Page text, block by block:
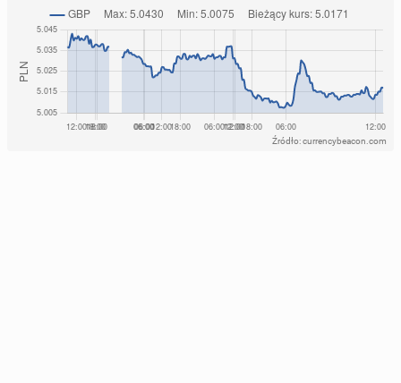
Źródło: currencybeacon.com